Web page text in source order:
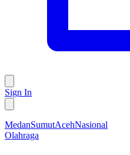
Sign In
MedanSumutAcehNasional
Olahraga